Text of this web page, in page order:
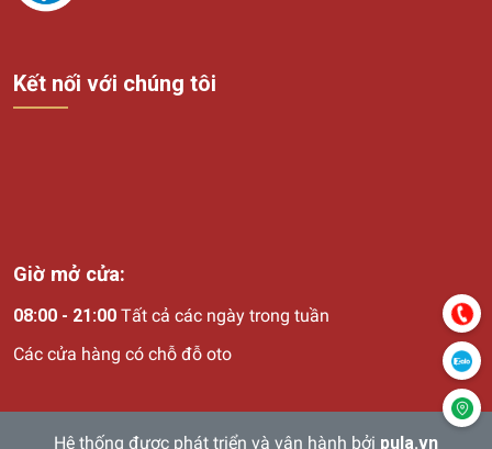
Kết nối với chúng tôi
Giờ mở cửa:
08:00 - 21:00 Tất cả các ngày trong tuần
Các cửa hàng có chỗ đỗ oto
Hệ thống được phát triển và vận hành bởi pula.vn